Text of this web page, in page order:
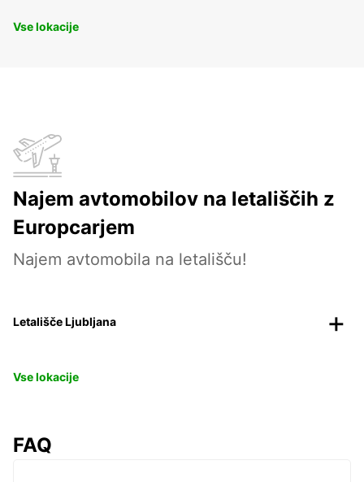
Vse lokacije
Najem avtomobilov na letališčih z
Europcarjem
Najem avtomobila na letališču!
Letališče Ljubljana
Vse lokacije
FAQ